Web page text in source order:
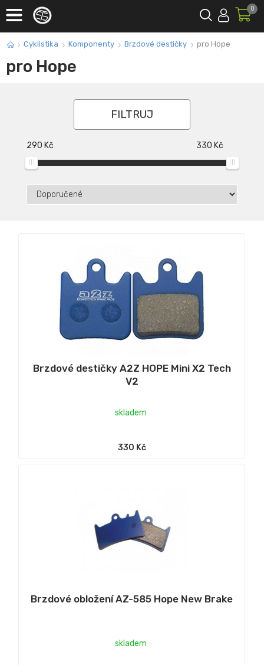
0
Cyklistika Komponenty Brzdové destičky pro Hope
pro Hope
290 Kč 330 Kč
FILTRUJ
Brzdové destičky A2Z HOPE Mini X2 Tech
V2
skladem
330 Kč
Brzdové obložení AZ-585 Hope New Brake
skladem